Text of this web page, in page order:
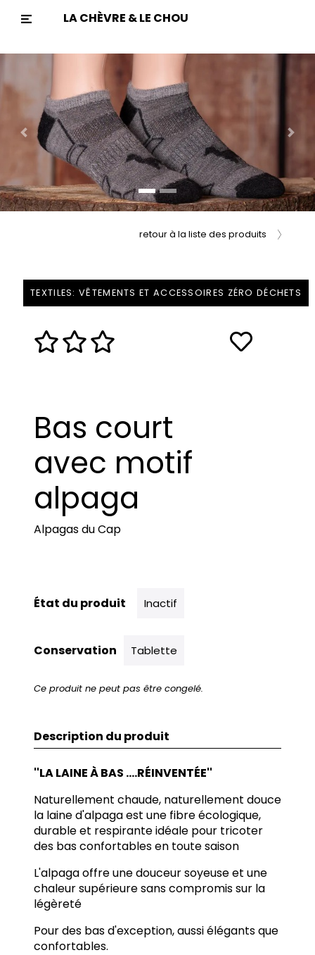
LA CHÈVRE & LE CHOU
Previous Next
TEXTILES: VÊTEMENTS ET ACCESSOIRES ZÉRO DÉCHETS
retour à la liste des produits
Bas court
avec motif
alpaga
Alpagas du Cap
État du produit Inactif
Conservation Tablette
Ce produit ne peut pas être congelé.
Description du produit
''LA LAINE À BAS ....RÉINVENTÉE''
Naturellement chaude, naturellement douce
la laine d'alpaga est une fibre écologique,
durable et respirante idéale pour tricoter
des bas confortables en toute saison
L'alpaga offre une douceur soyeuse et une
chaleur supérieure sans compromis sur la
légèreté
Pour des bas d'exception, aussi élégants que
confortables.